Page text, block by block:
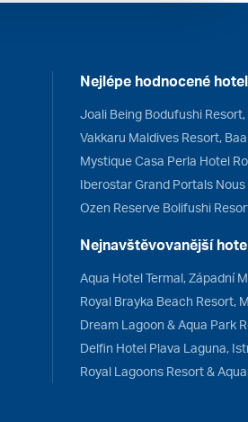
Nejlépe hodnocené
Joali Being Bodufushi
Vakkaru Maldives Resort,
Mystique Casa Perla Hotel
Ozen Reserve Bolifushi
Nejnavštěvovanější
Aqua Hotel Termal, Západní
Royal Brayka Beach Resort,
Delfin Hotel Plava Laguna,
Royal Lagoons Resort &